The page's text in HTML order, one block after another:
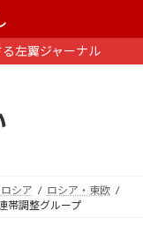
左翼ジャーナル
ロシア
ロシア・東欧
帯調整グループ